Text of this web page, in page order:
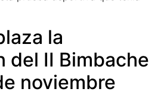
la
del II Bimbache
noviembre